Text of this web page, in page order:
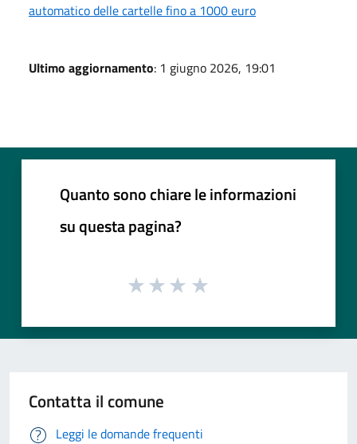
automatico delle cartelle fino a 1000 euro
Ultimo aggiornamento: 1 giugno 2026, 19:01
Quanto sono chiare le informazioni
su questa pagina?
Contatta il comune
Leggi le domande frequenti